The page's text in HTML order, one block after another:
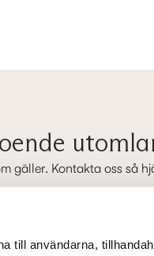
till användarna,
gäller. Kontakta oss så